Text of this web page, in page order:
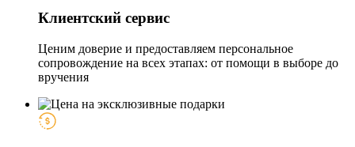
Клиентский сервис
Ценим доверие и предоставляем персональное
сопровождение на всех этапах: от помощи в выборе до
вручения